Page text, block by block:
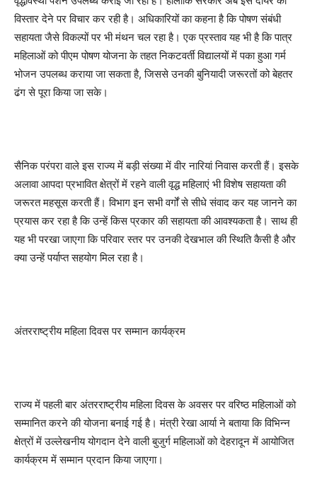
विस्तार देने पर विचार कर रही है। अधिकारियों का कहना है कि पोषण संबंधी
सहायता जैसे विकल्पों पर भी मंथन चल रहा है। एक प्रस्ताव यह भी है कि पात्र
महिलाओं को पीएम पोषण योजना के तहत निकटवर्ती विद्यालयों में पका हुआ गर्म
भोजन उपलब्ध कराया जा सकता है, जिससे उनकी बुनियादी जरूरतों को बेहतर
ढंग से पूरा किया जा सके।
सैनिक परंपरा वाले इस राज्य में बड़ी संख्या में वीर नारियां निवास करती हैं। इसके
अलावा आपदा प्रभावित क्षेत्रों में रहने वाली वृद्ध महिलाएं भी विशेष सहायता की
जरूरत महसूस करती हैं। विभाग इन सभी वर्गों से सीधे संवाद कर यह जानने का
प्रयास कर रहा है कि उन्हें किस प्रकार की सहायता की आवश्यकता है। साथ ही
यह भी परखा जाएगा कि परिवार स्तर पर उनकी देखभाल की स्थिति कैसी है और
क्या उन्हें पर्याप्त सहयोग मिल रहा है।
अंतरराष्ट्रीय महिला दिवस पर सम्मान कार्यक्रम
राज्य में पहली बार अंतरराष्ट्रीय महिला दिवस के अवसर पर वरिष्ठ महिलाओं को
सम्मानित करने की योजना बनाई गई है। मंत्री रेखा आर्या ने बताया कि विभिन्न
क्षेत्रों में उल्लेखनीय योगदान देने वाली बुजुर्ग महिलाओं को देहरादून में आयोजित
कार्यक्रम में सम्मान प्रदान किया जाएगा।